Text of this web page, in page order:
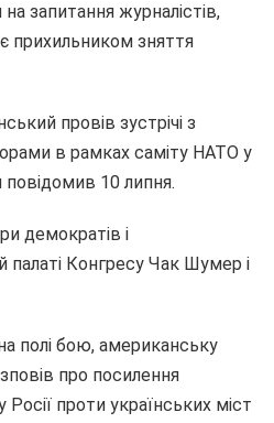
запитання журналістів,
прихильником зняття
провів зустрічі з
в рамках саміту НАТО у
повідомив 10 липня.
демократів і
палаті Конгресу Чак Шумер і
полі бою, американську
про посилення
проти українських міст